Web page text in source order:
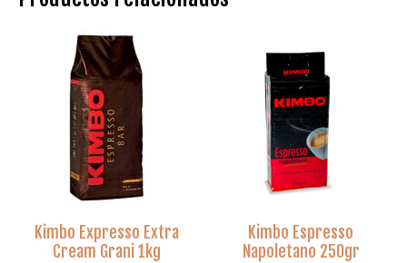
Kimbo Expresso Extra
Cream Grani 1kg
Kimbo Espresso
Napoletano 250gr